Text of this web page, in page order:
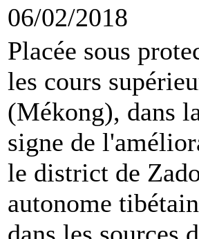
06/02/2018
Placée sous
les cours
(Mékong), dans
signe de
le district de
autonome